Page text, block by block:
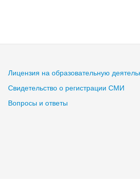
Лицензия на образовательную
Свидетельство о регистрации СМИ
Вопросы и ответы